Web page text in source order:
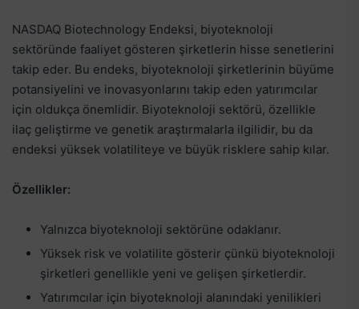
NASDAQ Biotechnology Endeksi, biyoteknoloji
sektöründe faaliyet gösteren şirketlerin hisse senetlerini
takip eder. Bu endeks, biyoteknoloji şirketlerinin büyüme
potansiyelini ve inovasyonlarını takip eden yatırımcılar
için oldukça önemlidir. Biyoteknoloji sektörü, özellikle
ilaç geliştirme ve genetik araştırmalarla ilgilidir, bu da
endeksi yüksek volatiliteye ve büyük risklere sahip kılar.
Özellikler:
Yalnızca biyoteknoloji sektörüne odaklanır.
Yüksek risk ve volatilite gösterir çünkü biyoteknoloji
şirketleri genellikle yeni ve gelişen şirketlerdir.
Yatırımcılar için biyoteknoloji alanındaki yenilikleri